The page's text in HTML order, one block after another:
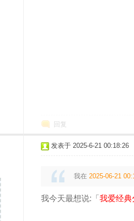
回复
发表于 2025-6-21 00:18:26
我在 2025-06-21
我今天最想说:「 我爱经典